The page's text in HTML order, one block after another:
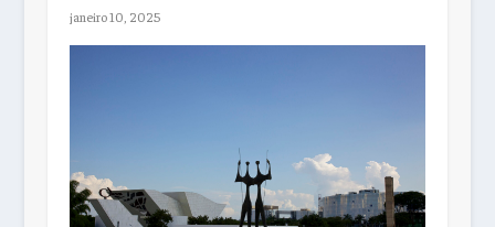
janeiro 10, 2025